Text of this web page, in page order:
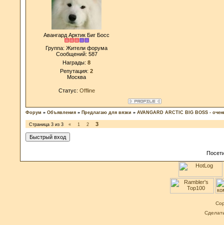
Авангард Арктик Биг Босс
Группа: Жители форума
Сообщений: 587
Награды: 8
Репутация: 2
Москва
Статус: Offline
Форум » Объявления » Предлагаю для вязки » AVANGARD ARCTIC BIG BOSS -
Страница 3 из 3 « 1 2 3